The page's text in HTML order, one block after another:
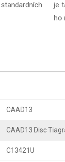
je
ho
CAAD13
CAAD13 Disc
C13421U